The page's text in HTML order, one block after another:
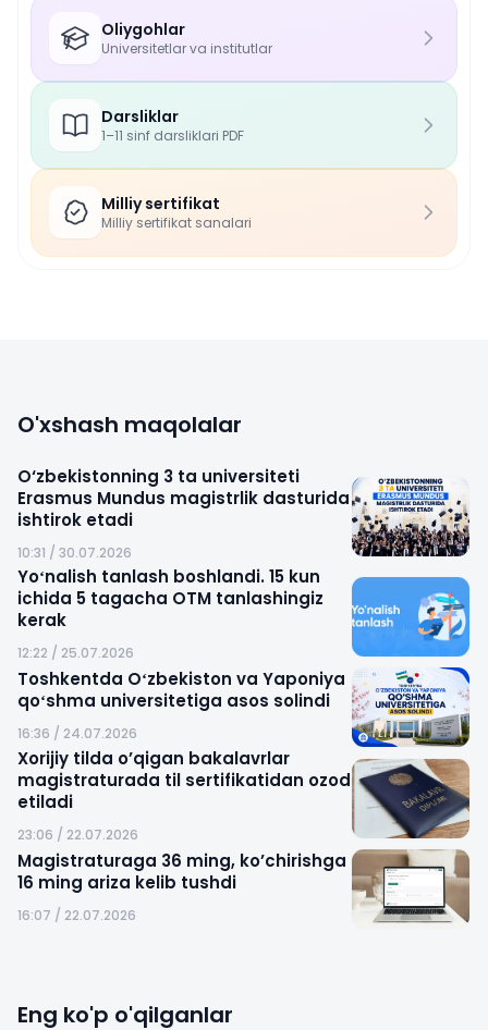
Oliygohlar
Universitetlar va institutlar
Darsliklar
1–11 sinf darsliklari PDF
Milliy sertifikat
Milliy sertifikat sanalari
O'xshash maqolalar
O‘zbekistonning 3 ta universiteti
Erasmus Mundus magistrlik dasturida
ishtirok etadi
10:31 / 30.07.2026
Yoʻnalish tanlash boshlandi. 15 kun
ichida 5 tagacha OTM tanlashingiz
kerak
12:22 / 25.07.2026
Toshkentda Oʻzbekiston va Yaponiya
qoʻshma universitetiga asos solindi
16:36 / 24.07.2026
Xorijiy tilda o’qigan bakalavrlar
magistraturada til sertifikatidan ozod
etiladi
23:06 / 22.07.2026
Magistraturaga 36 ming, ko’chirishga
16 ming ariza kelib tushdi
16:07 / 22.07.2026
Eng ko'p o'qilganlar